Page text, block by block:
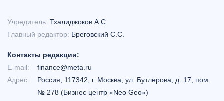
Учредитель: Тхалиджоков А.С.
Главный редактор: Бреговский С.С.
Контакты редакции:
E-mail:
finance@meta.ru
Адрес:
Россия, 117342, г. Москва, ул. Бутлерова, д. 17, пом.
№ 278 (Бизнес центр «Neo Geo»)